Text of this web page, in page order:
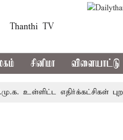
Thanthi TV
சினிமா விளையாட்டு
எதிர்க்கட்சிகள்